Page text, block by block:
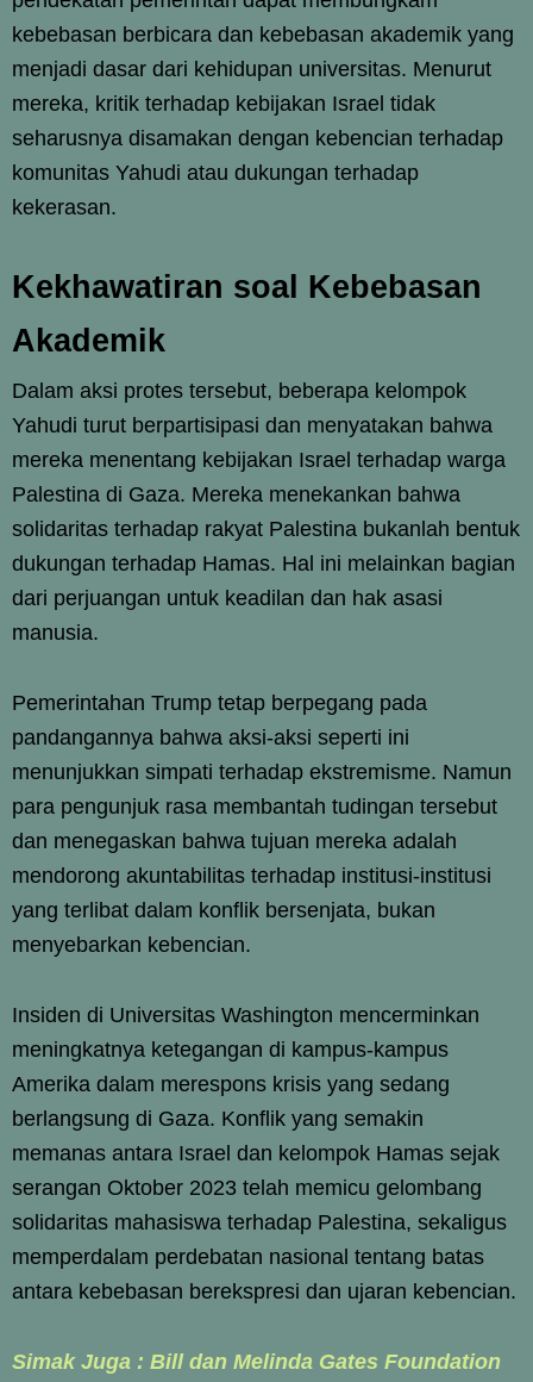
kebebasan berbicara dan kebebasan akademik yang
menjadi dasar dari kehidupan universitas. Menurut
mereka, kritik terhadap kebijakan Israel tidak
seharusnya disamakan dengan kebencian terhadap
komunitas Yahudi atau dukungan terhadap
kekerasan.
Kekhawatiran soal Kebebasan
Akademik
Dalam aksi protes tersebut, beberapa kelompok
Yahudi turut berpartisipasi dan menyatakan bahwa
mereka menentang kebijakan Israel terhadap warga
Palestina di Gaza. Mereka menekankan bahwa
solidaritas terhadap rakyat Palestina bukanlah bentuk
dukungan terhadap Hamas. Hal ini melainkan bagian
dari perjuangan untuk keadilan dan hak asasi
manusia.
Pemerintahan Trump tetap berpegang pada
pandangannya bahwa aksi-aksi seperti ini
menunjukkan simpati terhadap ekstremisme. Namun
para pengunjuk rasa membantah tudingan tersebut
dan menegaskan bahwa tujuan mereka adalah
mendorong akuntabilitas terhadap institusi-institusi
yang terlibat dalam konflik bersenjata, bukan
menyebarkan kebencian.
Insiden di Universitas Washington mencerminkan
meningkatnya ketegangan di kampus-kampus
Amerika dalam merespons krisis yang sedang
berlangsung di Gaza. Konflik yang semakin
memanas antara Israel dan kelompok Hamas sejak
serangan Oktober 2023 telah memicu gelombang
solidaritas mahasiswa terhadap Palestina, sekaligus
memperdalam perdebatan nasional tentang batas
antara kebebasan berekspresi dan ujaran kebencian.
Simak Juga : Bill dan Melinda Gates Foundation